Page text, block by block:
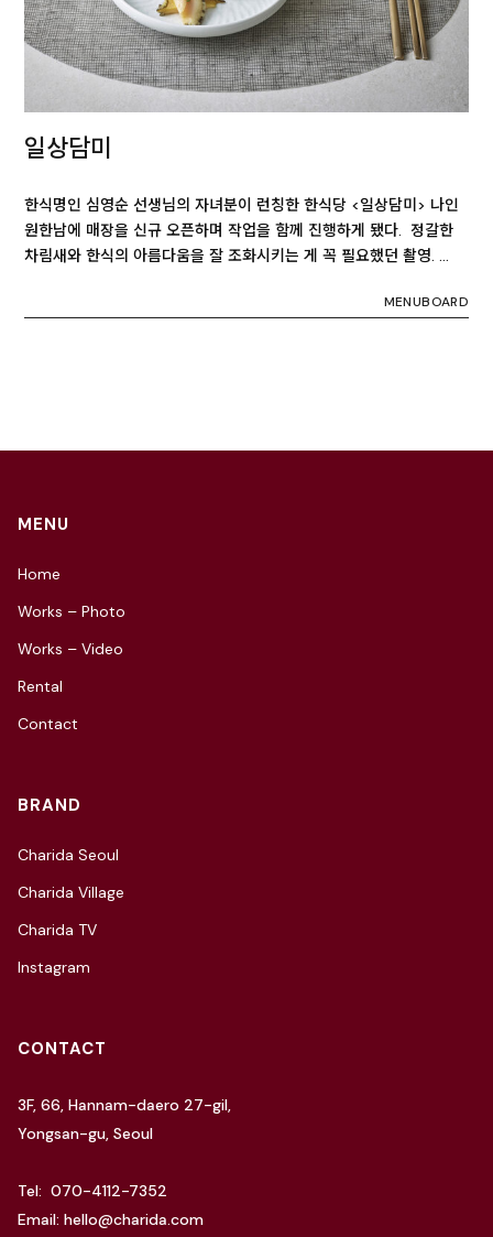
일상담미
한식명인 심영순 선생님의 자녀분이 런칭한 한식당 <일상담미> 나인
원한남에 매장을 신규 오픈하며 작업을 함께 진행하게 됐다. 정갈한
차림새와 한식의 아름다움을 잘 조화시키는 게 꼭 필요했던 촬영. …
MENUBOARD
MENU
Home
Works – Photo
Works – Video
Rental
Contact
BRAND
Charida Seoul
Charida Village
Charida TV
Instagram
CONTACT
3F, 66, Hannam-daero 27-gil,
Yongsan-gu, Seoul
Tel: 070-4112-7352
Email: hello@charida.com